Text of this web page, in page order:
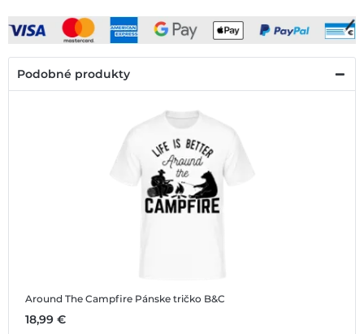
Podobné produkty
Around The Campfire Pánske tričko B&C
18,99 €